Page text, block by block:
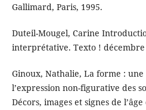
Gallimard, Paris, 1995.
Duteil-Mougel, Carine
interprétative. Texto ! décembre
Ginoux, Nathalie, La forme :
l’expression non-figurative des
Décors, images et signes de